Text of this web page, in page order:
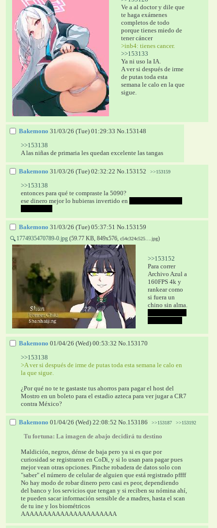
Ve a al doctor y dile que
te haga exámenes
completos de todo
porque tienes miedo de
tener cáncer
>inb4: tienes cancer.
>>153133
Ya ni uso la IA.
A ver si después de irme
de putas toda esta
semana le calo en la que
sigue.
Bakemono 31/03/26 (Tue) 01:29:33 No.153148
>>153138
A las niñas de primaria les quedan excelente las tangas
Bakemono 31/03/26 (Tue) 02:32:22 No.153152 >>153159
>>153138
entonces para qué te compraste la 5090?
ese dinero mejor lo hubieras invertido en
Bakemono 31/03/26 (Tue) 05:37:51 No.153159
🔍 1774935470789-0.jpg (59.77 KB, 849x576, c54c324c525….jpg)
>>153152
Para correr
Archivo Azul a
160FPS 4k y
rankear como
si fuera un
chino sin alma.
Bakemono 01/04/26 (Wed) 00:53:32 No.153170
>>153138
>A ver si después de irme de putas toda esta semana le calo en
la que sigue.
¿Por qué no te te gastaste tus ahorros para pagar el host del
Mostro en un boleto para el estadio azteca para ver jugar a CR7
contra México?
Bakemono 01/04/26 (Wed) 22:08:52 No.153186 >>153187 >>153192
Tu fortuna: La imagen de abajo decidirá tu destino
Maldición, negros, dénse de baja pero ya si es que por
curiosidad se registraron en CoDi, y si lo usan para pagar pues
mejor vean otras opciones. Pinche robadera de datos solo con
"saber" el número de celular de alguien que está registrado pffff
No hay modo de robar dinero pero casi es peor, dependiendo
del banco y los servicios que tengan y si reciben su nómina ahí,
te pueden sacar información sensible de a madres, hasta el scan
de tu ine y los biométricos
AAAAAAAAAAAAAAAAAAAAAA